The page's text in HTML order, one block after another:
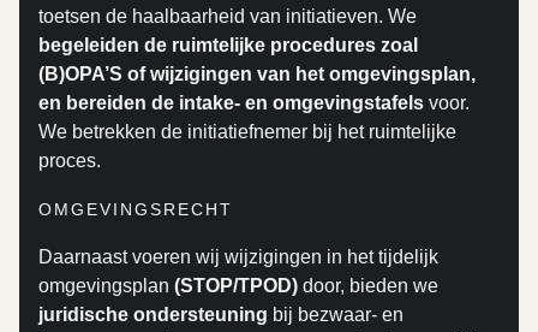
toetsen de haalbaarheid van initiatieven. We
begeleiden de ruimtelijke procedures zoal
(B)OPA’S of wijzigingen van het omgevingsplan,
en bereiden de intake- en omgevingstafels voor.
We betrekken de initiatiefnemer bij het ruimtelijke
proces.
OMGEVINGSRECHT
Daarnaast voeren wij wijzigingen in het tijdelijk
omgevingsplan (STOP/TPOD) door, bieden we
juridische ondersteuning bij bezwaar- en